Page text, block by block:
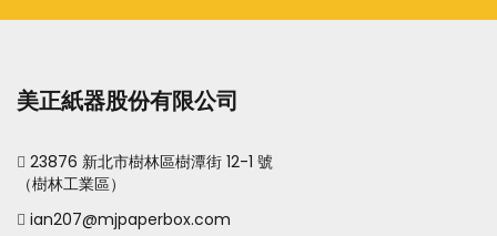
美正紙器股份有限公司
23876 新北市樹林區樹潭街 12-1 號
（樹林工業區）
ian207@mjpaperbox.com